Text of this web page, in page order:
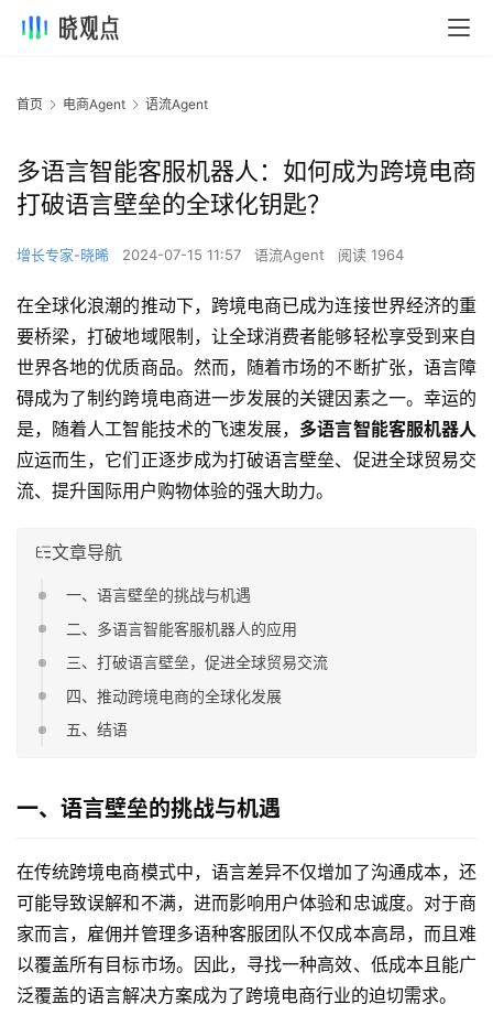
首页 电商Agent 语流Agent
多语言智能客服机器人：如何成为跨境电商
打破语言壁垒的全球化钥匙？
增长专家-晓晞 2024-07-15 11:57 语流Agent 阅读 1964
在全球化浪潮的推动下，跨境电商已成为连接世界经济的重
要桥梁，打破地域限制，让全球消费者能够轻松享受到来自
世界各地的优质商品。然而，随着市场的不断扩张，语言障
碍成为了制约跨境电商进一步发展的关键因素之一。幸运的
是，随着人工智能技术的飞速发展， 多语言智能客服机器人
应运而生，它们正逐步成为打破语言壁垒、促进全球贸易交
流、提升国际用户购物体验的强大助力。
文章导航
一、语言壁垒的挑战与机遇
二、多语言智能客服机器人的应用
三、打破语言壁垒，促进全球贸易交流
四、推动跨境电商的全球化发展
五、结语
一、语言壁垒的挑战与机遇
在传统跨境电商模式中，语言差异不仅增加了沟通成本，还
可能导致误解和不满，进而影响用户体验和忠诚度。对于商
家而言，雇佣并管理多语种客服团队不仅成本高昂，而且难
以覆盖所有目标市场。因此，寻找一种高效、低成本且能广
泛覆盖的语言解决方案成为了跨境电商行业的迫切需求。